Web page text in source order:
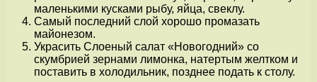
маленькими кусками рыбу, яйца, свеклу.
Самый последний слой хорошо промазать
майонезом.
Украсить Слоеный салат «Новогодний» со
скумбрией зернами лимонка, натертым желтком и
поставить в холодильник, позднее подать к столу.